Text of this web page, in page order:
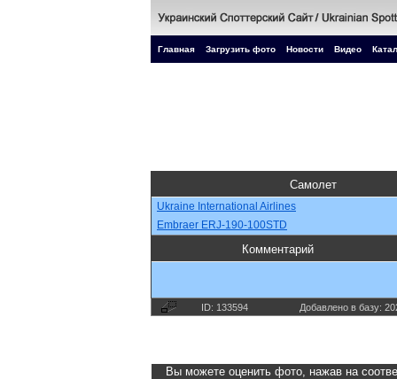
Главная Загрузить фото Новости Видео
Самолет
Ukraine International Airlines
Embraer ERJ-190-100STD
Комментарий
ID: 133594 Добавлено в базу:
Вы можете оценить фото, нажав на